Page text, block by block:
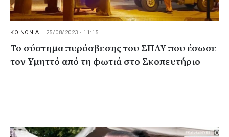
ΚΟΙΝΩΝΙΑ | 25/08/2023 · 11:15
Το σύστημα πυρόσβεσης του ΣΠΑΥ που έσωσε
τον Υμηττό από τη φωτιά στο Σκοπευτήριο